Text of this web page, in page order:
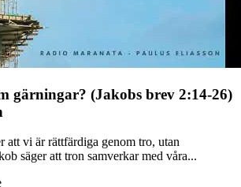
gärningar? (Jakobs brev 2:14-26)
att vi är rättfärdiga genom tro, utan
säger att tron samverkar med våra...